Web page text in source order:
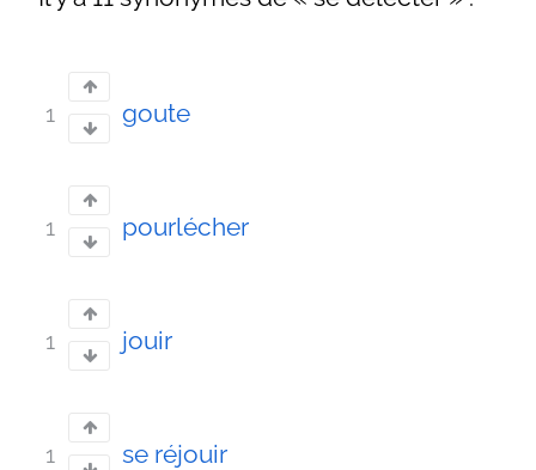
1 goute
1 pourlécher
1 jouir
1 se réjouir